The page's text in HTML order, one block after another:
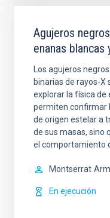
Agujeros
enanas blancas
Los agujeros
binarias de rayos-X
explorar la física de
permiten confirmar
de origen estelar a
de sus masas, sino
el comportamiento
Montserrat
En ejecución